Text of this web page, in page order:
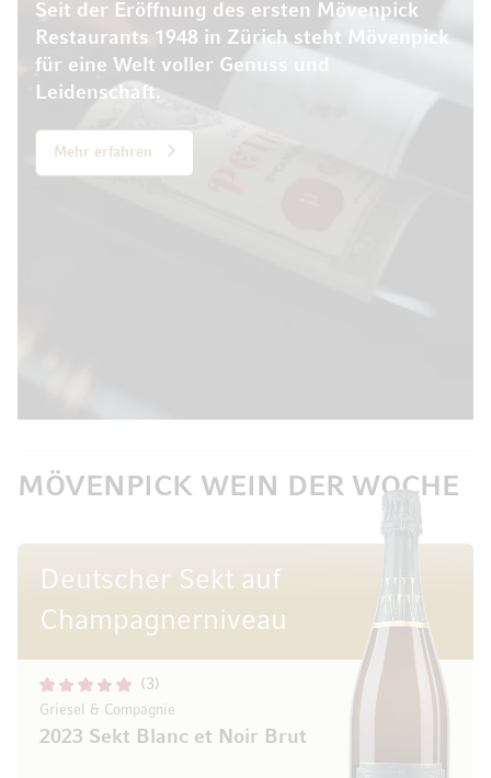
Seit der Eröffnung des ersten Mövenpick
Restaurants 1948 in Zürich steht Mövenpick
für eine Welt voller Genuss und
Leidenschaft.
Mehr erfahren
MÖVENPICK WEIN DER WOCHE
Deutscher Sekt auf
Champagnerniveau
3
Griesel & Compagnie
2023 Sekt Blanc et Noir Brut